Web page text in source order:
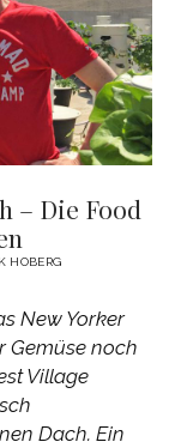
– Die Food
HOBERG
New Yorker
Gemüse noch
Village
Dach. Ein